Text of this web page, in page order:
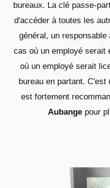
bureaux. La clé passe-
d'accéder à toutes les
général, un
cas où un employé serait
où un employé serait
bureau en partant. C'est
est fortement
Aubangepour